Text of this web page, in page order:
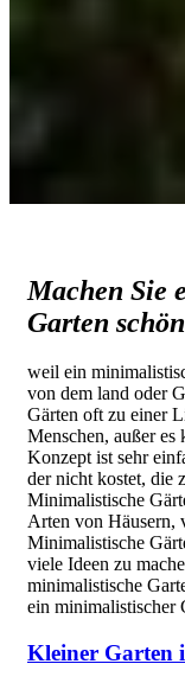
Machen Sie
Garten
weil ein
von dem land oder
Gärten oft zu einer
Menschen, außer
Konzept ist sehr
der nicht kostet, die
Minimalistische
Arten von Häusern,
Minimalistische
viele Ideen zu
minimalistische
ein minimalistischer
Kleiner Garten